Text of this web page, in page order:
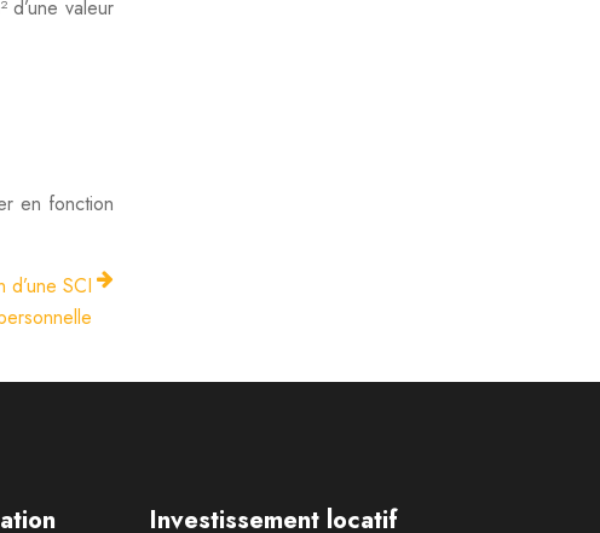
d’une valeur
en fonction
SCI
Investissement locatif